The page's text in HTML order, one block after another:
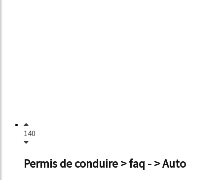
140
Permis de conduire > faq - > Auto